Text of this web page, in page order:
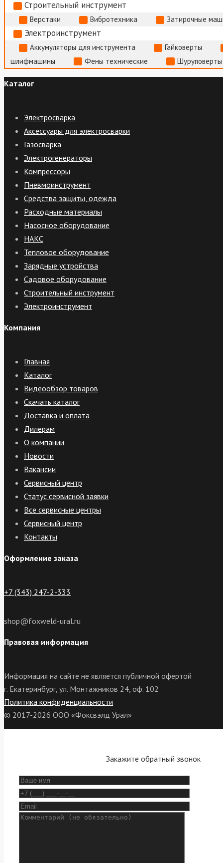
Строительный инструмент
Верстаки Вибротехника Затирочные
Электроинструмент
Аккумуляторы для инструмента
Гайковерты
шлифмашины
Фены технические
Каталог
Электросварка
Аксессуары для электросварки
Газосварка
Электрогенераторы
Компрессоры
Пневмоинструмент
Средства защиты, одежда
Расходные материалы
Насосное оборудование
НАКС
Тепловое оборудование
Зарядные устройства
Садовое оборудование
Строительный инструмент
Электроинструмент
Компания
Главная
Каталог
Видеообзор товаров
Скачать каталог
Доставка и оплата
Дилерам
О компании
Новости
Вакансии
Сервисный центр
Статус сервисной заявки
Все сервисные центры
Сервисный центр
Контакты
Оформление заказа
+7 (343) 247-2-333
shop@foxweld-ural.ru
Правовая информация
Информация на сайте не является публичной офертой
г. Екатеринбург, ул. Монтажников 24, оф. 102
Политика конфиденциальности
© 2017-2026 ООО «Фоксвэлд Урал»
Закажите обратный звонок